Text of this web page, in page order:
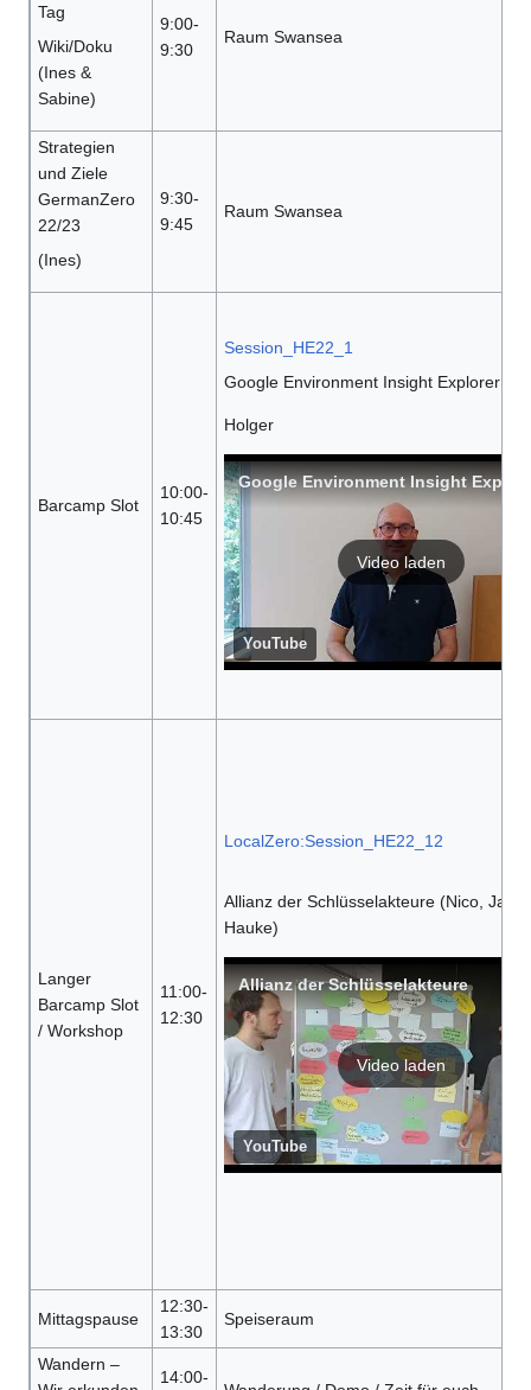
Tag
Wiki/Doku
(Ines &
Sabine)
9:00-
9:30
Raum Swansea
Strategien
und Ziele
GermanZero
22/23
(Ines)
9:30-
9:45
Raum Swansea
Barcamp Slot
10:00-
10:45
Session_HE22_1
Google Environment Insight Explorer
Holger
Google Environment Insight
Video laden
YouTube
Langer
Barcamp Slot
/ Workshop
11:00-
12:30
LocalZero:Session_HE22_12
Allianz der Schlüsselakteure (Nico, Jan &
Hauke)
Allianz der Schlüsselakteure
Video laden
YouTube
Mittagspause
12:30-
13:30
Speiseraum
Wandern –
14:00-